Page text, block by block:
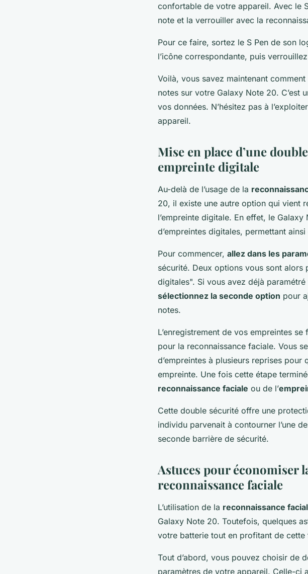
confortable de votre appareil. Avec le
note et la verrouiller avec la
Pour ce faire, sortez le S Pen de son
l’icône correspondante, puis
Voilà, vous savez maintenant
notes sur votre Galaxy Note 20. C’est
vos données. N’hésitez pas à
appareil.
Mise en place d’une
empreinte digitale
Au-delà de l’usage de la
20, il existe une autre option qui vient
l’empreinte digitale. En effet, le
d’empreintes digitales, permettant
Pour commencer, allez dans les
sécurité. Deux options vous sont alors
digitales". Si vous avez déjà
sélectionnez la seconde option pour
notes.
L’enregistrement de vos empreintes
pour la reconnaissance faciale. Vous
d’empreintes à plusieurs reprises
empreinte. Une fois cette étape
reconnaissance faciale ou de l’
Cette double sécurité offre une
individu parvenait à contourner l’une
seconde barrière de sécurité.
Astuces pour économiser
reconnaissance faciale
L’utilisation de la reconnaissance
Galaxy Note 20. Toutefois, quelques
votre batterie tout en profitant de
Tout d’abord, vous pouvez choisir de
paramètres de votre appareil. Celle-ci